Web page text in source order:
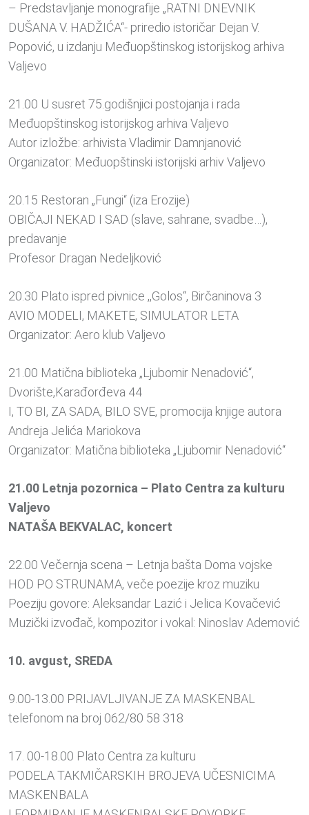
– Predstavljanje monografije „RATNI DNEVNIK
DUŠANA V. HADŽIĆA“- priredio istoričar Dejan V.
Popović, u izdanju Međuopštinskog istorijskog arhiva
Valjevo
21.00 U susret 75.godišnjici postojanja i rada
Međuopštinskog istorijskog arhiva Valjevo
Autor izložbe: arhivista Vladimir Damnjanović
Organizator: Međuopštinski istorijski arhiv Valjevo
20.15 Restoran „Fungi“ (iza Erozije)
OBIČAJI NEKAD I SAD (slave, sahrane, svadbe…),
predavanje
Profesor Dragan Nedeljković
20.30 Plato ispred pivnice ,,Golos“, Birčaninova 3
AVIO MODELI, MAKETE, SIMULATOR LETA
Organizator: Aero klub Valjevo
21.00 Matična biblioteka „Ljubomir Nenadović“,
Dvorište,Karađorđeva 44
I, TO BI, ZA SADA, BILO SVE, promocija knjige autora
Andreja Jelića Mariokova
Organizator: Matična biblioteka „Ljubomir Nenadović“
21.00 Letnja pozornica – Plato Centra za kulturu
Valjevo
NATAŠA BEKVALAC, koncert
22.00 Večernja scena – Letnja bašta Doma vojske
HOD PO STRUNAMA, veče poezije kroz muziku
Poeziju govore: Aleksandar Lazić i Jelica Kovačević
Muzički izvođač, kompozitor i vokal: Ninoslav Ademović
10. avgust, SREDA
9.00-13.00 PRIJAVLJIVANJE ZA MASKENBAL
telefonom na broj 062/80 58 318
17. 00-18.00 Plato Centra za kulturu
PODELA TAKMIČARSKIH BROJEVA UČESNICIMA
MASKENBALA